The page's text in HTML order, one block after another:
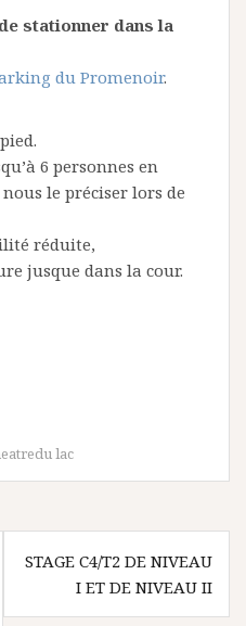
stationner dans la
du Promenoir.
6 personnes en
le préciser lors de
réduite,
jusque dans la cour.
lac
STAGE C4/T2 DE NIVEAU
I ET DE NIVEAU II